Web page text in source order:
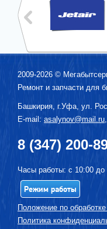
2009-2026 ©
Ремонт и запчасти для
Башкирия, г.Уфа ул.
E-mail: asalynov@mail.ru
8 (347) 200-
Часы работы: с 10:00
Режим работы
Положение по
Политика